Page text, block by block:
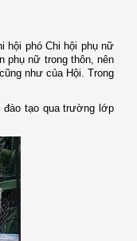
hội phó Chi hội phụ nữ
phụ nữ trong thôn, nên
như của Hội. Trong
đào tạo qua trường lớp